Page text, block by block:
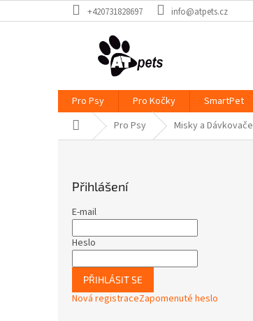
na
+420731828697 info@atpets.cz
Pro Psy Pro Kočky
SmartPet
Domů Pro Psy Misky a Dávkovače
Přihlášení
E-mail
Heslo
PŘIHLÁSIT SE
Nová registraceZapomenuté heslo